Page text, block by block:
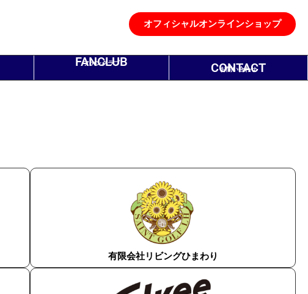
オフィシャルオンラインショップ
FANCLUB
ファンクラブ CONTACT
お問い合わせ
有限会社リビングひまわり